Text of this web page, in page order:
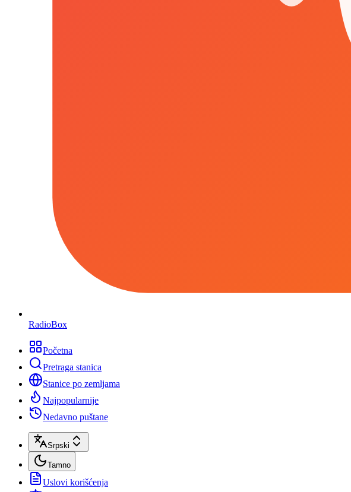
RadioBox
Početna
Pretraga stanica
Stanice po zemljama
Najpopularnije
Nedavno puštane
Srpski
Tamno
Uslovi korišćenja